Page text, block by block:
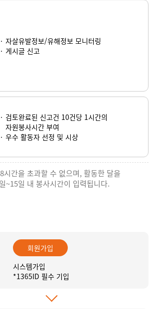
자살유발정보/유해정보 모니터링
게시글 신고
검토완료된 신고건 10건당 1시간의
자원봉사시간 부여
우수 활동자 선정 및 시상
시간을 초과할 수 없으며, 활동한 달을
~15일 내 봉사시간이 입력됩니다.
회원가입
시스템가입
*1365ID 필수 기입